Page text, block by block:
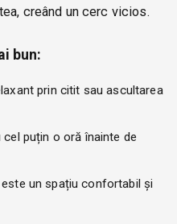
creând un cerc vicios.
bun:
prin citit sau ascultarea
puțin o oră înainte de
un spațiu confortabil și